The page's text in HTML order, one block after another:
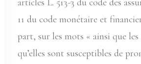
articles L. 513-3 du code des
11 du code monétaire et
part, sur les mots « ainsi que les
qu’elles sont susceptibles de